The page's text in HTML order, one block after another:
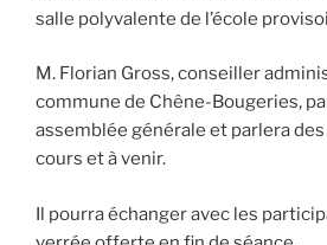
salle polyvalente de l’école
M. Florian Gross, conseiller
commune de Chêne-Bougeries,
assemblée générale et parlera
cours et à venir.
Il pourra échanger avec les